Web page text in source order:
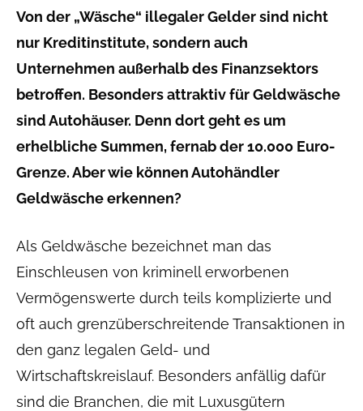
Von der „Wäsche“ illegaler Gelder sind nicht
nur Kreditinstitute, sondern auch
Unternehmen außerhalb des Finanzsektors
betroffen. Besonders attraktiv für Geldwäsche
sind Autohäuser. Denn dort geht es um
erhelbliche Summen, fernab der 10.000 Euro-
Grenze. Aber wie können Autohändler
Geldwäsche erkennen?
Als Geldwäsche bezeichnet man das
Einschleusen von kriminell erworbenen
Vermögenswerte durch teils komplizierte und
oft auch grenzüberschreitende Transaktionen in
den ganz legalen Geld- und
Wirtschaftskreislauf. Besonders anfällig dafür
sind die Branchen, die mit Luxusgütern